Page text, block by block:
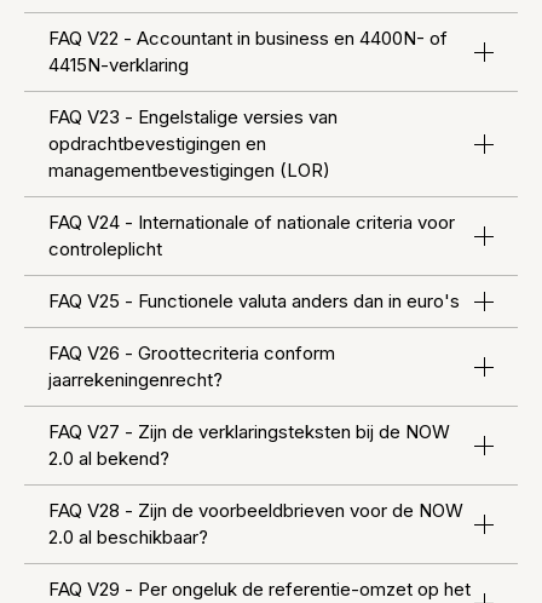
FAQ V22 - Accountant in business en 4400N- of
4415N-verklaring
FAQ V23 - Engelstalige versies van
opdrachtbevestigingen en
managementbevestigingen (LOR)
FAQ V24 - Internationale of nationale criteria voor
controleplicht
FAQ V25 - Functionele valuta anders dan in euro's
FAQ V26 - Groottecriteria conform
jaarrekeningenrecht?
FAQ V27 - Zijn de verklaringsteksten bij de NOW
2.0 al bekend?
FAQ V28 - Zijn de voorbeeldbrieven voor de NOW
2.0 al beschikbaar?
FAQ V29 - Per ongeluk de referentie-omzet op het